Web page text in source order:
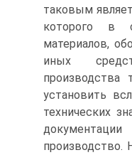
таковым
которого в
материалов,
иных
производства
установить
технических